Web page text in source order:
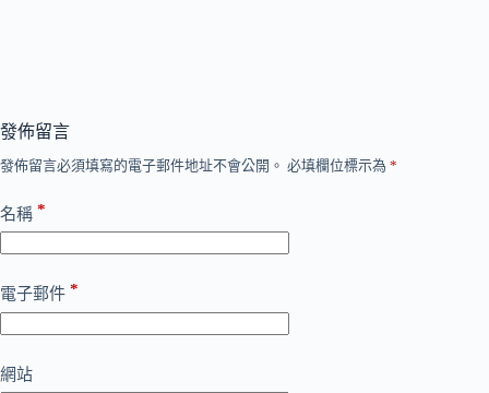
發佈留言
發佈留言必須填寫的電子郵件地址不會公開。 必填欄位標示為 *
名稱 *
電子郵件 *
網站